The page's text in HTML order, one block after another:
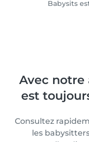
Babysits
Avec notre
est
Consultez
les